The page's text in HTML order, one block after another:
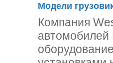
Модели
Компания
автомобилей